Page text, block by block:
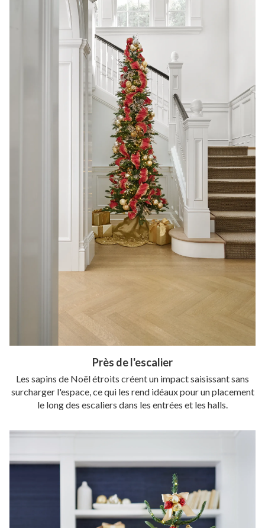
Près de l'escalier
Les sapins de Noël étroits créent un impact saisissant sans
surcharger l'espace, ce qui les rend idéaux pour un placement
le long des escaliers dans les entrées et les halls.